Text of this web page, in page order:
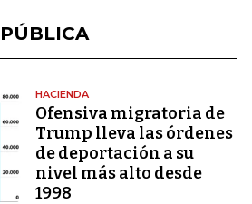
HACIENDA
Ofensiva migratoria de
Trump lleva las órdenes
de deportación a su
nivel más alto desde
1998